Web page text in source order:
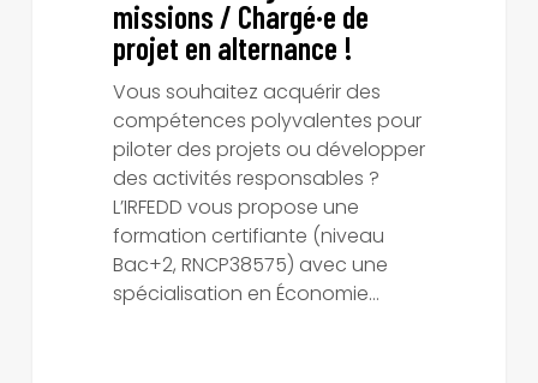
missions / Chargé·e de
projet en alternance !
Vous souhaitez acquérir des
compétences polyvalentes pour
piloter des projets ou développer
des activités responsables ?
L’IRFEDD vous propose une
formation certifiante (niveau
Bac+2, RNCP38575) avec une
spécialisation en Économie…